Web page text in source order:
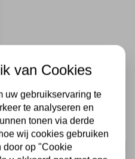
van Cookies
uw gebruikservaring te
te analyseren en
tonen via derde
wij cookies gebruiken
door op "Cookie